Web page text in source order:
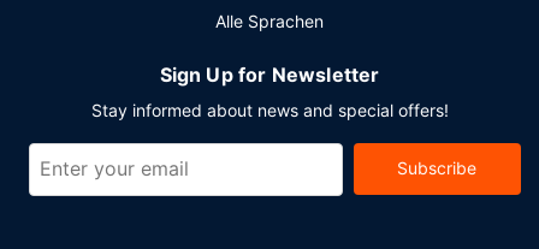
Alle Sprachen
Sign Up for Newsletter
Stay informed about news and special offers!
Subscribe